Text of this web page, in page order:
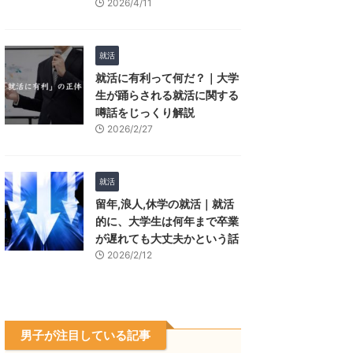
2026/4/11
就活
就活に有利って何だ？｜大学
生が踊らされる就活に関する
噂話をじっくり解説
2026/2/27
就活
留年,浪人,休学の就活｜就活
的に、大学生は何年まで卒業
が遅れても大丈夫かという話
2026/2/12
男子が注目している記事